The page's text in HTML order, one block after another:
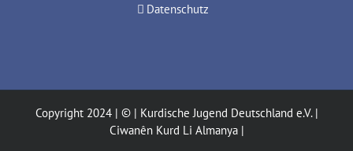
Datenschutz
Copyright 2024 | © | Kurdische Jugend Deutschland e.V. |
Ciwanên Kurd Li Almanya |